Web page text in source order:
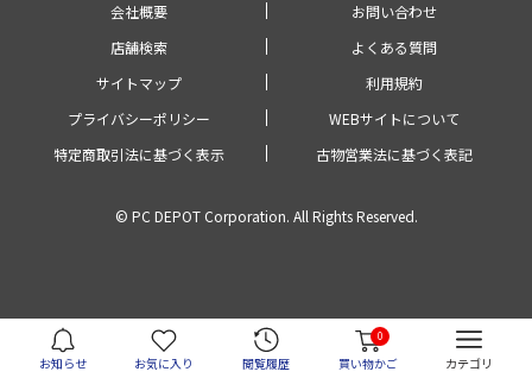
会社概要
お問い合わせ
店舗検索
よくある質問
サイトマップ
利用規約
プライバシーポリシー
WEBサイトについて
特定商取引法に基づく表示
古物営業法に基づく表記
© PC DEPOT Corporation. All Rights Reserved.
お知らせ お気に入り 閲覧履歴 買い物かご
0
カテゴリ